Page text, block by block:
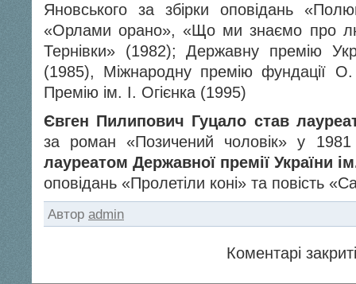
Яновського за збірки оповідань
«Орлами орано», «Що ми знаємо про
Тернівки» (1982); Державну премію
(1985), Міжнародну премію фундації
Премію ім. І. Огієнка (1995)
Євген Пилипович Гуцало став
за роман «Позичений чоловік» у
лауреатом Державної премії України
оповідань «Пролетіли коні» та повість
Автор admin
Коментарі